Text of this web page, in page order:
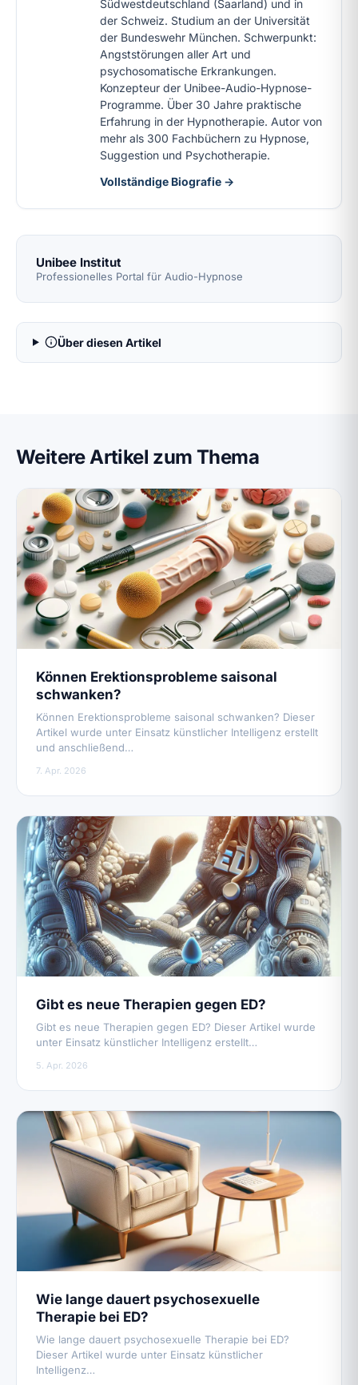
Südwestdeutschland (Saarland) und in
der Schweiz. Studium an der Universität
der Bundeswehr München. Schwerpunkt:
Angststörungen aller Art und
psychosomatische Erkrankungen.
Konzepteur der Unibee-Audio-Hypnose-
Programme. Über 30 Jahre praktische
Erfahrung in der Hypnotherapie. Autor von
mehr als 300 Fachbüchern zu Hypnose,
Suggestion und Psychotherapie.
Vollständige Biografie →
Unibee Institut
Professionelles Portal für Audio-Hypnose
Über diesen Artikel
Weitere Artikel zum Thema
Können Erektionsprobleme saisonal
schwanken?
Können Erektionsprobleme saisonal schwanken? Dieser
Artikel wurde unter Einsatz künstlicher Intelligenz erstellt
und anschließend…
7. Apr. 2026
Gibt es neue Therapien gegen ED?
Gibt es neue Therapien gegen ED? Dieser Artikel wurde
unter Einsatz künstlicher Intelligenz erstellt…
5. Apr. 2026
Wie lange dauert psychosexuelle
Therapie bei ED?
Wie lange dauert psychosexuelle Therapie bei ED?
Dieser Artikel wurde unter Einsatz künstlicher
Intelligenz…